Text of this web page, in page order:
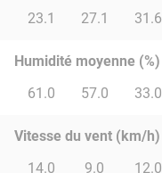
23.1
27.1 31.6
Humidité moyenne (%)
61.0
57.0 33.0
Vitesse du vent (km/h)
14.0
9.0 12.0